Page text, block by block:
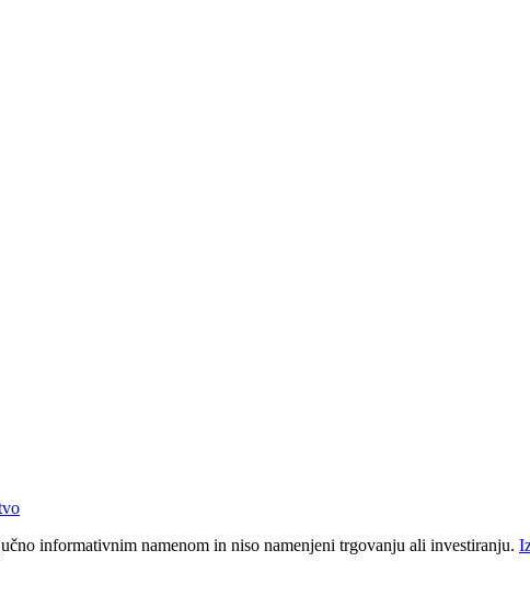
informativnim namenom in niso namenjeni trgovanju ali investiranju.